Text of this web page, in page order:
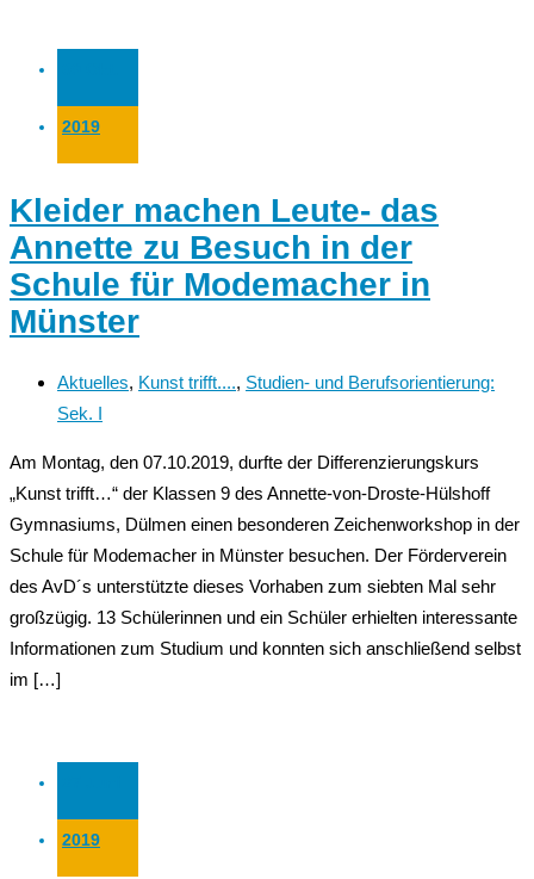
2019
Kleider machen Leute- das
Annette zu Besuch in der
Schule für Modemacher in
Münster
Aktuelles, Kunst trifft...., Studien- und Berufsorientierung:
Sek. I
Am Montag, den 07.10.2019, durfte der Differenzierungskurs
„Kunst trifft…“ der Klassen 9 des Annette-von-Droste-Hülshoff
Gymnasiums, Dülmen einen besonderen Zeichenworkshop in der
Schule für Modemacher in Münster besuchen. Der Förderverein
des AvD´s unterstützte dieses Vorhaben zum siebten Mal sehr
großzügig. 13 Schülerinnen und ein Schüler erhielten interessante
Informationen zum Studium und konnten sich anschließend selbst
im […]
2019